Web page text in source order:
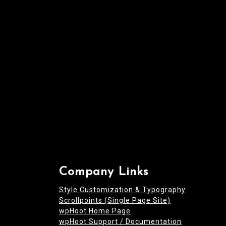
Company Links
Style Customization & Typography
Scrollpoints (Single Page Site)
wpHoot Home Page
wpHoot Support / Documentation